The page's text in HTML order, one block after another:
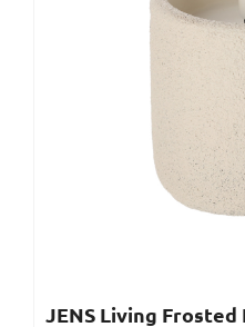
JENS Living Frosted